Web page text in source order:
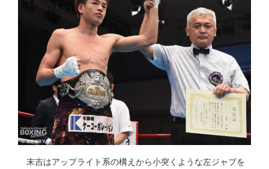
末吉はアップライト系の構えから小突くような左ジャブを